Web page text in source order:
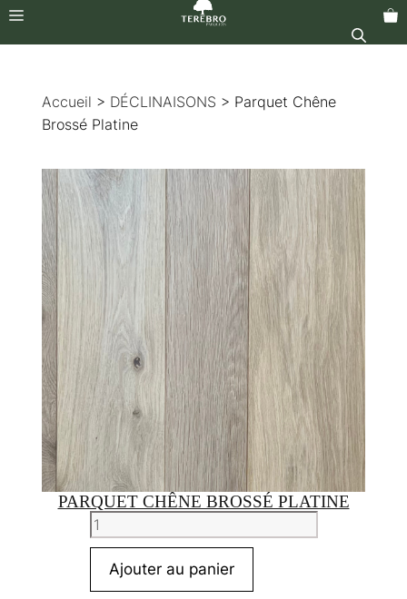
contenu
Menu
Accueil > DÉCLINAISONS > Parquet Chêne
Brossé Platine
PARQUET CHÊNE BROSSÉ PLATINE
quantité
de
Parquet
Chêne
Ajouter au panier